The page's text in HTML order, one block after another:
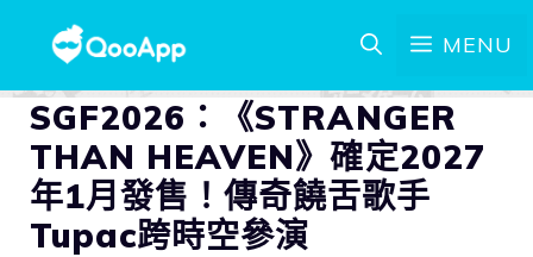
MENU
SGF2026：《STRANGER
THAN HEAVEN》確定2027
年1月發售！傳奇饒舌歌手
Tupac跨時空參演